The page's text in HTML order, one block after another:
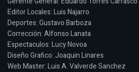
Editor Locales: Luis Najarro
Deportes: Gustavo Barboza
Corrección: Alfonso Lanata
Espectaculos: Lucy Novoa
Diseño Grafico: Joaquin Linares
Web Master: Luis A. Valverde Sanchez